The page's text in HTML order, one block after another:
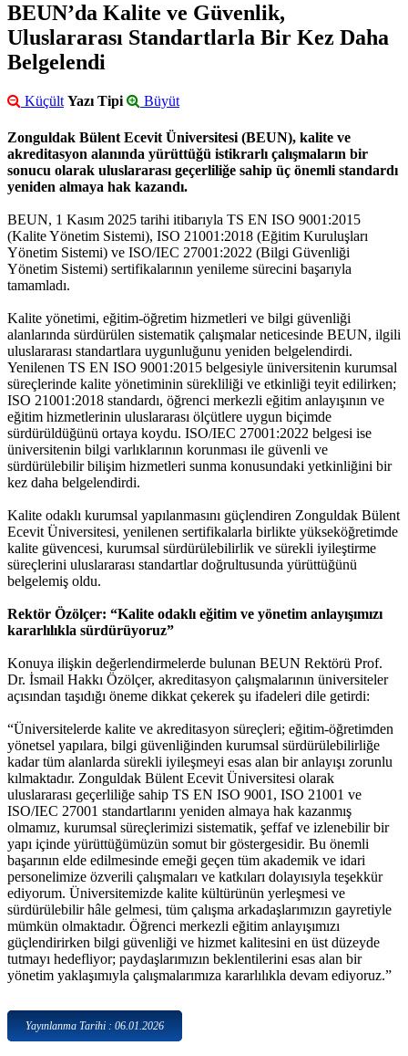
BEUN’da Kalite ve Güvenlik,
Uluslararası Standartlarla Bir Kez Daha
Belgelendi
Küçült Yazı Tipi Büyüt
Zonguldak Bülent Ecevit Üniversitesi (BEUN), kalite ve
akreditasyon alanında yürüttüğü istikrarlı çalışmaların bir
sonucu olarak uluslararası geçerliliğe sahip üç önemli standardı
yeniden almaya hak kazandı.
BEUN, 1 Kasım 2025 tarihi itibarıyla TS EN ISO 9001:2015
(Kalite Yönetim Sistemi), ISO 21001:2018 (Eğitim Kuruluşları
Yönetim Sistemi) ve ISO/IEC 27001:2022 (Bilgi Güvenliği
Yönetim Sistemi) sertifikalarının yenileme sürecini başarıyla
tamamladı.
Kalite yönetimi, eğitim-öğretim hizmetleri ve bilgi güvenliği
alanlarında sürdürülen sistematik çalışmalar neticesinde BEUN, ilgili
uluslararası standartlara uygunluğunu yeniden belgelendirdi.
Yenilenen TS EN ISO 9001:2015 belgesiyle üniversitenin kurumsal
süreçlerinde kalite yönetiminin sürekliliği ve etkinliği teyit edilirken;
ISO 21001:2018 standardı, öğrenci merkezli eğitim anlayışının ve
eğitim hizmetlerinin uluslararası ölçütlere uygun biçimde
sürdürüldüğünü ortaya koydu. ISO/IEC 27001:2022 belgesi ise
üniversitenin bilgi varlıklarının korunması ile güvenli ve
sürdürülebilir bilişim hizmetleri sunma konusundaki yetkinliğini bir
kez daha belgelendirdi.
Kalite odaklı kurumsal yapılanmasını güçlendiren Zonguldak Bülent
Ecevit Üniversitesi, yenilenen sertifikalarla birlikte yükseköğretimde
kalite güvencesi, kurumsal sürdürülebilirlik ve sürekli iyileştirme
süreçlerini uluslararası standartlar doğrultusunda yürüttüğünü
belgelemiş oldu.
Rektör Özölçer: “Kalite odaklı eğitim ve yönetim anlayışımızı
kararlılıkla sürdürüyoruz”
Konuya ilişkin değerlendirmelerde bulunan BEUN Rektörü Prof.
Dr. İsmail Hakkı Özölçer, akreditasyon çalışmalarının üniversiteler
açısından taşıdığı öneme dikkat çekerek şu ifadeleri dile getirdi:
“Üniversitelerde kalite ve akreditasyon süreçleri; eğitim-öğretimden
yönetsel yapılara, bilgi güvenliğinden kurumsal sürdürülebilirliğe
kadar tüm alanlarda sürekli iyileşmeyi esas alan bir anlayışı zorunlu
kılmaktadır. Zonguldak Bülent Ecevit Üniversitesi olarak
uluslararası geçerliliğe sahip TS EN ISO 9001, ISO 21001 ve
ISO/IEC 27001 standartlarını yeniden almaya hak kazanmış
olmamız, kurumsal süreçlerimizi sistematik, şeffaf ve izlenebilir bir
yapı içinde yürüttüğümüzün somut bir göstergesidir. Bu önemli
başarının elde edilmesinde emeği geçen tüm akademik ve idari
personelimize özverili çalışmaları ve katkıları dolayısıyla teşekkür
ediyorum. Üniversitemizde kalite kültürünün yerleşmesi ve
sürdürülebilir hâle gelmesi, tüm çalışma arkadaşlarımızın gayretiyle
mümkün olmaktadır. Öğrenci merkezli eğitim anlayışımızı
güçlendirirken bilgi güvenliği ve hizmet kalitesini en üst düzeyde
tutmayı hedefliyor; paydaşlarımızın beklentilerini esas alan bir
yönetim yaklaşımıyla çalışmalarımıza kararlılıkla devam ediyoruz.”
Yayınlanma Tarihi : 06.01.2026